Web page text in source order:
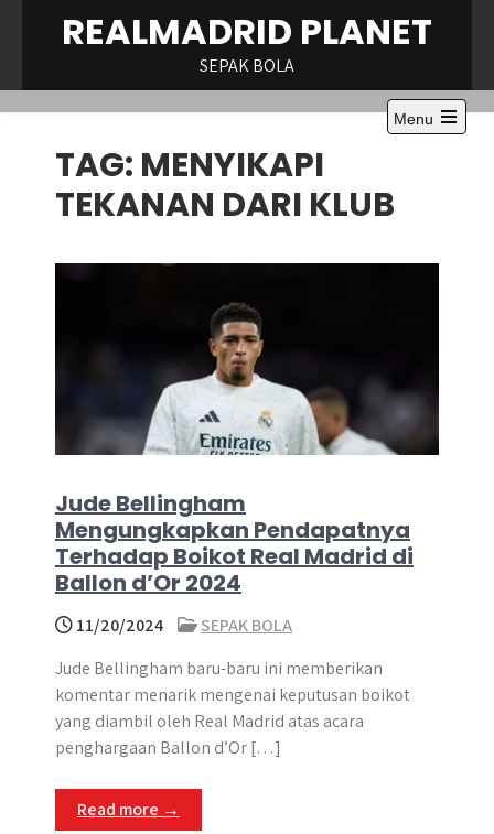
REALMADRID PLANET
SEPAK BOLA
Menu
Open
TAG: MENYIKAPI
TEKANAN DARI KLUB
Jude Bellingham
Mengungkapkan Pendapatnya
Terhadap Boikot Real Madrid di
Ballon d’Or 2024
11/20/2024
SEPAK BOLA
Jude Bellingham baru-baru ini memberikan
komentar menarik mengenai keputusan boikot
yang diambil oleh Real Madrid atas acara
penghargaan Ballon d’Or […]
Read more →